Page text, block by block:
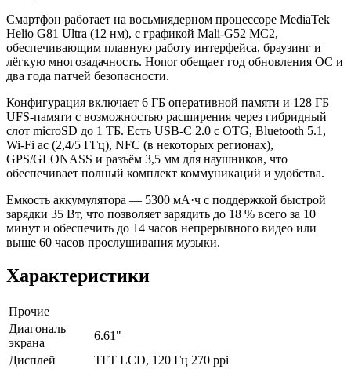
Смартфон работает на восьмиядерном процессоре MediaTek
Helio G81 Ultra (12 нм), с графикой Mali‑G52 MC2,
обеспечивающим плавную работу интерфейса, браузинг и
лёгкую многозадачность. Honor обещает год обновления ОС и
два года патчей безопасности.
Конфигурация включает 6 ГБ оперативной памяти и 128 ГБ
UFS-памяти с возможностью расширения через гибридный
слот microSD до 1 ТБ. Есть USB‑C 2.0 с OTG, Bluetooth 5.1,
Wi‑Fi ac (2,4/5 ГГц), NFC (в некоторых регионах),
GPS/GLONASS и разъём 3,5 мм для наушников, что
обеспечивает полный комплект коммуникаций и удобства.
Емкость аккумулятора — 5300 мА·ч с поддержкой быстрой
зарядки 35 Вт, что позволяет зарядить до 18 % всего за 10
минут и обеспечить до 14 часов непрерывного видео или
выше 60 часов прослушивания музыки.
Характеристики
Прочие
Диагональ
экрана
6.61"
Дисплей
TFT LCD, 120 Гц 270 ppi